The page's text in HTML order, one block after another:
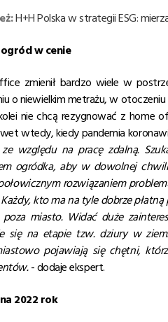
H+H Polska w strategii ESG:
w cenie
zmienił bardzo wiele w
o niewielkim metrażu, w
nie chcą rezygnować z home
wtedy, kiedy pandemia
ze względu na pracę zdalną.
ogródka, aby w dowolnej
rozwiązaniem
Każdy, kto ma na tyle dobrze
miasto. Widać duże
się na etapie tzw. dziury w
pojawiają się chętni,
- dodaje ekspert.
2022 rok